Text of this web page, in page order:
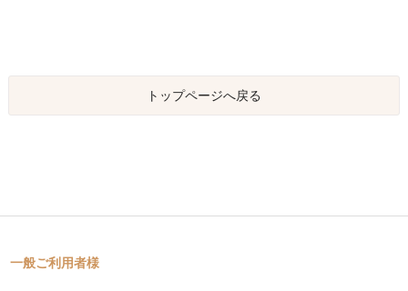
トップページへ戻る
一般ご利用者様